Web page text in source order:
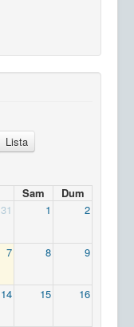
Lista
Sam
Dum
31 1 2
7 8 9
14 15 16